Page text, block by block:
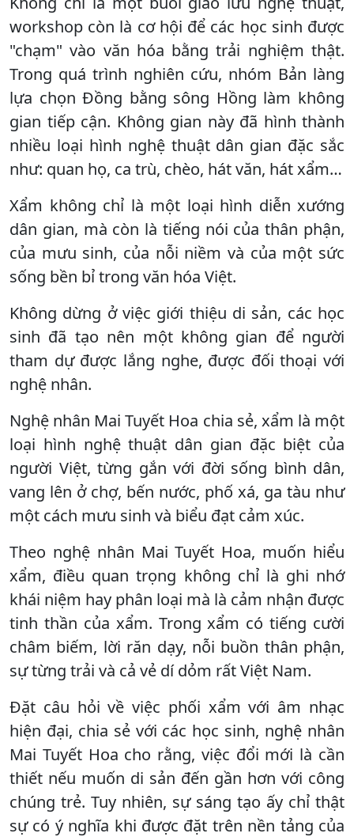
workshop còn là cơ hội để các học sinh được
"chạm" vào văn hóa bằng trải nghiệm thật.
Trong quá trình nghiên cứu, nhóm Bản làng
lựa chọn Đồng bằng sông Hồng làm không
gian tiếp cận. Không gian này đã hình thành
nhiều loại hình nghệ thuật dân gian đặc sắc
như: quan họ, ca trù, chèo, hát văn, hát xẩm…
Xẩm không chỉ là một loại hình diễn xướng
dân gian, mà còn là tiếng nói của thân phận,
của mưu sinh, của nỗi niềm và của một sức
sống bền bỉ trong văn hóa Việt.
Không dừng ở việc giới thiệu di sản, các học
sinh đã tạo nên một không gian để người
tham dự được lắng nghe, được đối thoại với
nghệ nhân.
Nghệ nhân Mai Tuyết Hoa chia sẻ, xẩm là một
loại hình nghệ thuật dân gian đặc biệt của
người Việt, từng gắn với đời sống bình dân,
vang lên ở chợ, bến nước, phố xá, ga tàu như
một cách mưu sinh và biểu đạt cảm xúc.
Theo nghệ nhân Mai Tuyết Hoa, muốn hiểu
xẩm, điều quan trọng không chỉ là ghi nhớ
khái niệm hay phân loại mà là cảm nhận được
tinh thần của xẩm. Trong xẩm có tiếng cười
châm biếm, lời răn dạy, nỗi buồn thân phận,
sự từng trải và cả vẻ dí dỏm rất Việt Nam.
Đặt câu hỏi về việc phối xẩm với âm nhạc
hiện đại, chia sẻ với các học sinh, nghệ nhân
Mai Tuyết Hoa cho rằng, việc đổi mới là cần
thiết nếu muốn di sản đến gần hơn với công
chúng trẻ. Tuy nhiên, sự sáng tạo ấy chỉ thật
sự có ý nghĩa khi được đặt trên nền tảng của